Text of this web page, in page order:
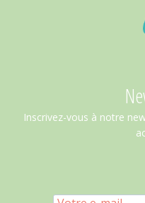
Inscrivez-vous à notre